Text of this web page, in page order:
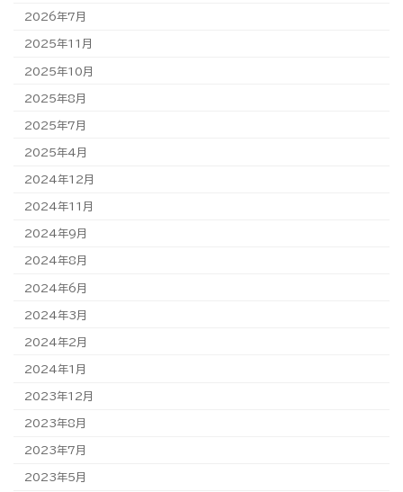
2026年7月
2025年11月
2025年10月
2025年8月
2025年7月
2025年4月
2024年12月
2024年11月
2024年9月
2024年8月
2024年6月
2024年3月
2024年2月
2024年1月
2023年12月
2023年8月
2023年7月
2023年5月